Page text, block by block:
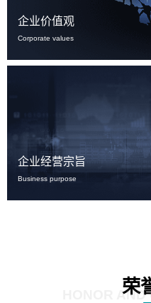
企业价值观
Corporate values
企业经营宗旨
Business purpose
荣
HONOR